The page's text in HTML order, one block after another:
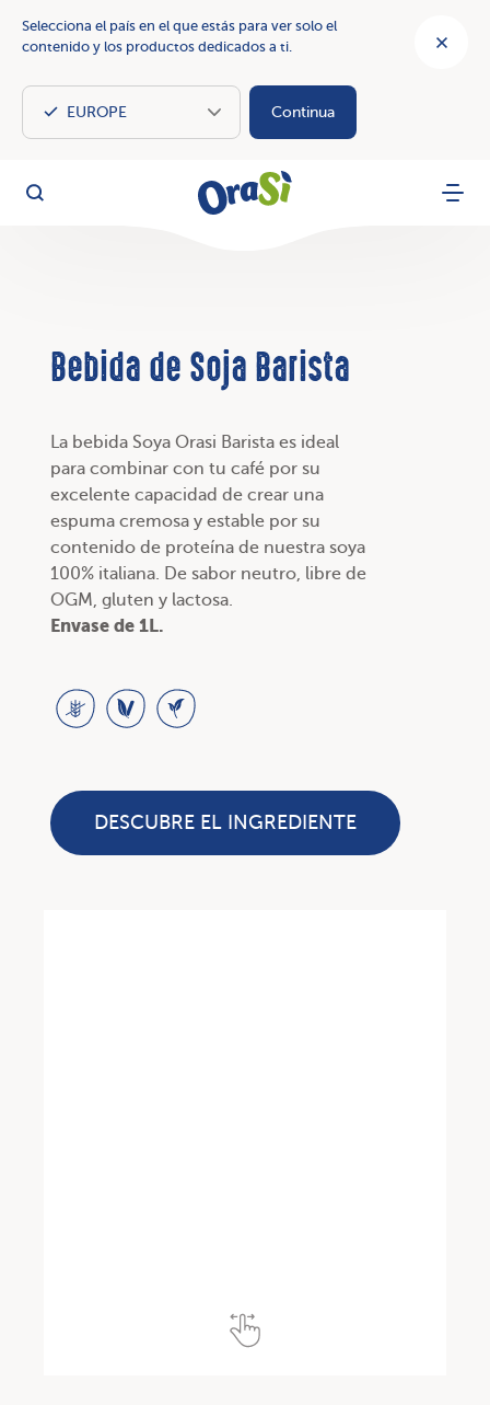
Selecciona el país en el que estás para ver solo el
contenido y los productos dedicados a ti.
Continua
OraSì
Busca Menu
Bebida de Soja Barista
La bebida Soya Orasi Barista es ideal
para combinar con tu café por su
excelente capacidad de crear una
espuma cremosa y estable por su
contenido de proteína de nuestra soya
100% italiana. De sabor neutro, libre de
OGM, gluten y lactosa.
Envase de 1L.
DESCUBRE EL INGREDIENTE